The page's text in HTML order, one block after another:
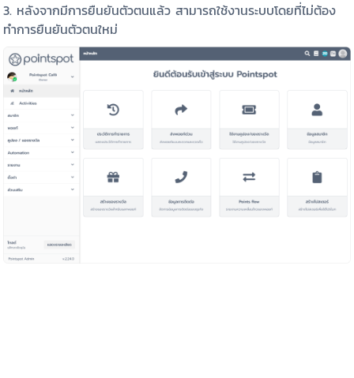
3. หลังจากมีการยืนยันตัวตนแล้ว สามารถใช้งานระบบโดยที่ไม่ต้อง
ทำการยืนยันตัวตนใหม่